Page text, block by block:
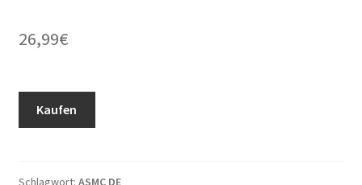
26,99€
Kaufen